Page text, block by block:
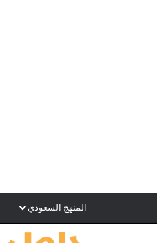
المنهج السعودي